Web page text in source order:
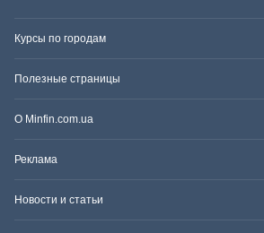
Курсы по городам
Полезные страницы
О Minfin.com.ua
Реклама
Новости и статьи